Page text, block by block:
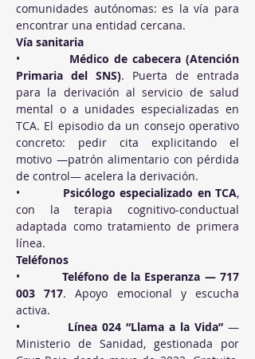
comunidades autónomas: es la vía para
encontrar una entidad cercana.
Vía sanitaria
• Médico de cabecera (Atención
Primaria del SNS). Puerta de entrada
para la derivación al servicio de salud
mental o a unidades especializadas en
TCA. El episodio da un consejo operativo
concreto: pedir cita explicitando el
motivo —patrón alimentario con pérdida
de control— acelera la derivación.
• Psicólogo especializado en TCA,
con la terapia cognitivo-conductual
adaptada como tratamiento de primera
línea.
Teléfonos
• Teléfono de la Esperanza — 717
003 717. Apoyo emocional y escucha
activa.
• Línea 024 “Llama a la Vida” —
Ministerio de Sanidad, gestionada por